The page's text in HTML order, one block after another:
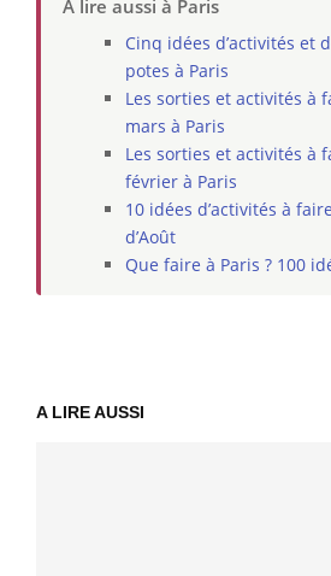
À lire aussi à Paris
Cinq idées d’activités et
potes à Paris
Les sorties et activités à
mars à Paris
Les sorties et activités à
février à Paris
10 idées d’activités à
d’Août
Que faire à Paris ? 100
A LIRE AUSSI